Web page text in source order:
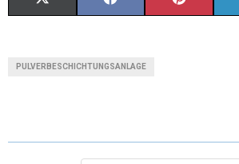
T O R
PULVERBESCHICHTUNGSANLAGE